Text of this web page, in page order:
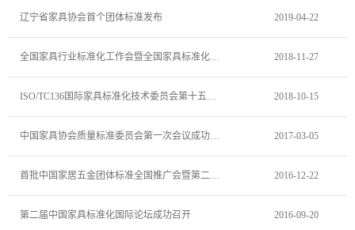
辽宁省家具协会首个团体标准发布 2019-04-22
全国家具行业标准化工作会暨全国家具标准化技术委员会第二届五次全体委员会议成功举办 2018-11-27
ISO/TC136国际家具标准化技术委员会第十五届年会在上海召开 2018-10-15
中国家具协会质量标准委员会第一次会议成功召开 2017-03-05
首批中国家居五金团体标准全国推广会暨第二批团体标准立项启动仪式在京召开 2016-12-22
第二届中国家具标准化国际论坛成功召开 2016-09-20